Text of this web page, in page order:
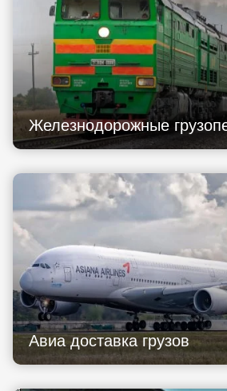
Железнодорожные
Авиа доставка грузов